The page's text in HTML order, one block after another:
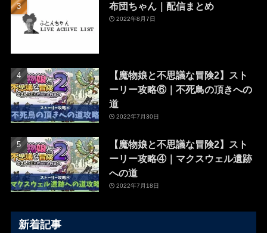
布団ちゃん｜配信まとめ
2022年8月7日
【魔物娘と不思議な冒険2】スト
ーリー攻略⑥｜不死鳥の頂きへの
道
2022年7月30日
【魔物娘と不思議な冒険2】スト
ーリー攻略④｜マクスウェル遺跡
への道
2022年7月18日
新着記事